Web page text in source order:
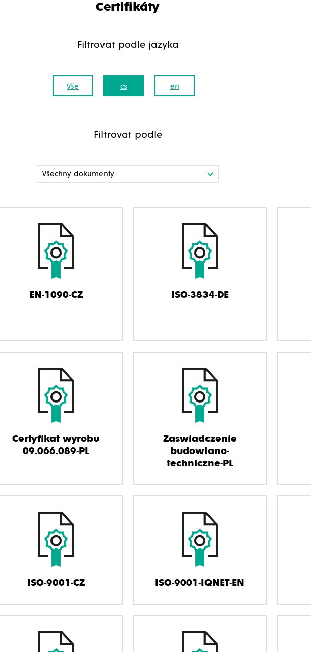
Certifikáty
Filtrovat podle jazyka
Vše cs en
Filtrovat podle
EN-1090-CZ ISO-3834-DE
Certyfikat wyrobu
09.066.089-PL
Zaswiadczenie
budowlano-
techniczne-PL
ISO-9001-CZ ISO-9001-IQNET-EN